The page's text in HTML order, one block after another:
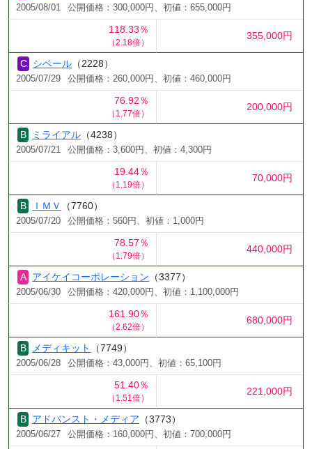
2005/08/01 公開価格：300,000円、初値：655,000円
118.33％
（2.18倍）
355,000円
シベール （2228）
2005/07/29 公開価格：260,000円、初値：460,000円
76.92％
（1.77倍）
200,000円
ミライアル （4238）
2005/07/21 公開価格：3,600円、初値：4,300円
19.44％
（1.19倍）
70,000円
ＩＭＶ （7760）
2005/07/20 公開価格：560円、初値：1,000円
78.57％
（1.79倍）
440,000円
アイケイコーポレーション （3377）
2005/06/30 公開価格：420,000円、初値：1,100,000円
161.90％
（2.62倍）
680,000円
メディキット （7749）
2005/06/28 公開価格：43,000円、初値：65,100円
51.40％
（1.51倍）
221,000円
アドバンスト・メディア （3773）
2005/06/27 公開価格：160,000円、初値：700,000円